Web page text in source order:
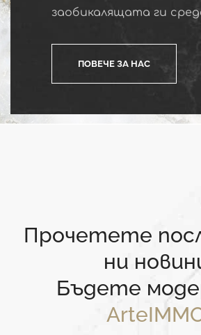
заобикалящата ги
ПОВЕЧЕ ЗА НАС
Прочетете
ни
Бъдете